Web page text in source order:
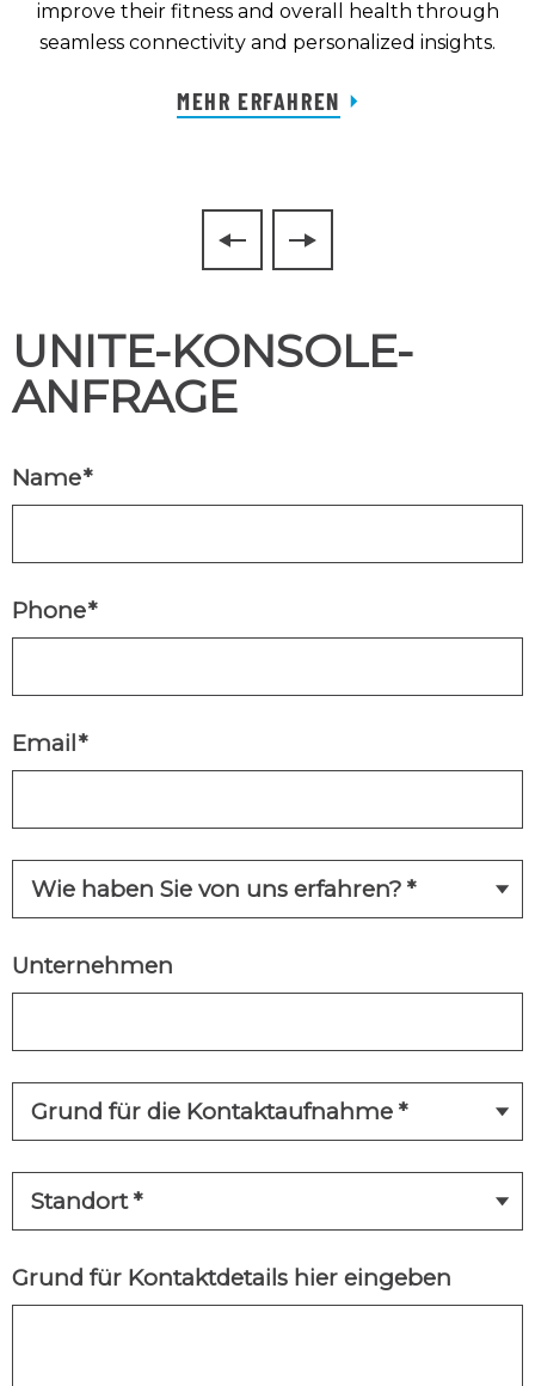
improve their fitness and overall health through
seamless connectivity and personalized insights.
MEHR ERFAHREN
UNITE-KONSOLE-
ANFRAGE
Name*
Phone*
Email*
Unternehmen
Grund für Kontaktdetails hier eingeben